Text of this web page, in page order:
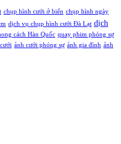
chụp hình cưới ở biển chụp hình ngày
dịch vụ chụp hình cưới Đà Lạt dịch
cách Hàn Quốc quay phim phóng sự
ảnh cưới phóng sự ảnh gia đình ảnh